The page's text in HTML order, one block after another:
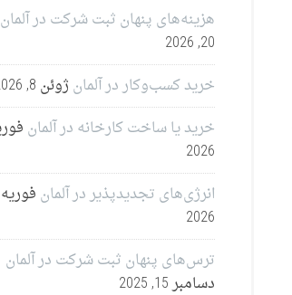
هزینه‌های پنهان ثبت شرکت در آلمان
20, 2026
خرید کسب‌وکار در آلمان ژوئن 8, 2026
خرید یا ساخت کارخانه در آلمان
2026
انرژی‌های تجدیدپذیر در آلمان
2026
ترس‌های پنهان ثبت شرکت در آلمان
دسامبر 15, 2025